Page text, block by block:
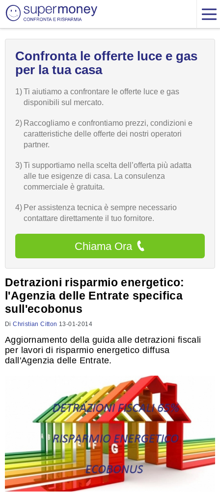
Confronta le offerte luce e gas
per la tua casa
1)Ti aiutiamo a confrontare le offerte luce e gas
disponibili sul mercato.
2) Raccogliamo e confrontiamo prezzi, condizioni e
caratteristiche delle offerte dei nostri operatori
partner.
3)Ti supportiamo nella scelta dell’offerta più adatta
alle tue esigenze di casa. La consulenza
commerciale è gratuita.
4) Per assistenza tecnica è sempre necessario
contattare direttamente il tuo fornitore.
Chiama Ora
Detrazioni risparmio energetico:
l'Agenzia delle Entrate specifica
sull'ecobonus
DiChristian Citton 13-01-2014
Aggiornamento della guida alle detrazioni fiscali
per lavori di risparmio energetico diffusa
dall'Agenzia delle Entrate.